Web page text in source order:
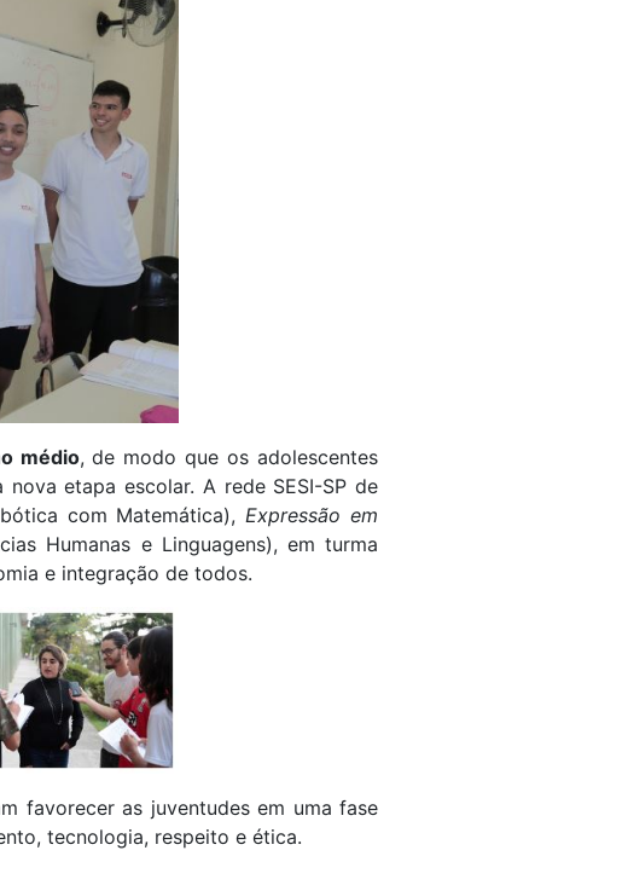
médio, de modo que os adolescentes
etapa escolar. A rede SESI-SP de
com Matemática),Expressão em
Humanas e Linguagens), em turma
e integração de todos.
favorecer as juventudes em uma fase
tecnologia, respeito e ética.